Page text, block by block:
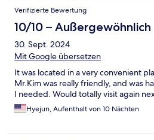
Verifizierte Bewertung
10/10 – Außergewöhnlich
30. Sept. 2024
Mit Google übersetzen
It was located in a very convenient
Mr.Kim was really friendly, and was
I needed. Would totally visit again
Hyejun, Aufenthalt von 10 Nächten